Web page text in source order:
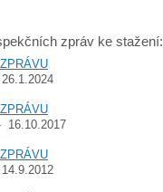
zpráv ke stažení:
16.10.2017